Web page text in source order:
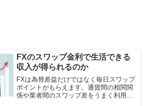
FXのスワップ金利で生活できる
収入が得られるのか
FXは為替差益だけではなく毎日スワップ
ポイントがもらえます。通貨間の相関関
係や業者間のスワップ差をうまく利用す